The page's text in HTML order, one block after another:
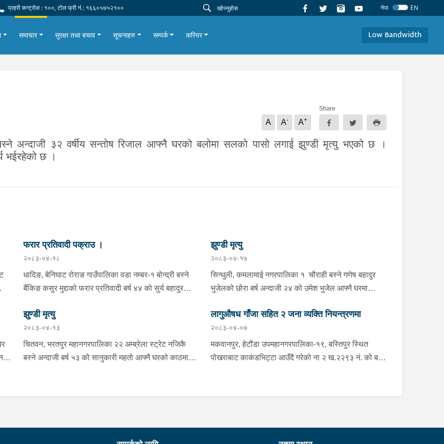
प्रहरी कन्ट्रोल : १००, टोल फ्री नं.: १६६०५७५२१०० नेपा EN
समाचार सुरक्षा तथा बचाव सूचनाहरु सम्पर्क करियर Low Bandwidth
A A- A+
Share
अन्दाजी ३२ वर्षीय सन्तोष रिजाल आफ्नै घरको बलोमा सलको पासो लगाई झुण्डी मृत्यु भएको छ ।
भईरहेको छ ।
फरार प्रतिवादी पक्राउ ।
२०८३-०४-१८
धादिङ, बेनिघाट रोराङ गाउँपालिका वडा नम्बर-१ बोन्द्री बस्ने
बैंकिङ कसुर मुद्दाको फरार प्रतिवादी बर्ष ४४ को सुर्य बहादुर
झुण्डी मृत्यु
२०८३-०४-१७
सिन्धुली, कमलामाई नगरपालिका १ चौराही बस्ने गणेष बहादुर
भुजेलको छोरा बर्ष अन्दाजी २४ को उमेश भुजेल आफ्नै घरमा
प्राप्त हुनासाथ प्रहरी टोली खटिगई घटनास्थलमा मुचुल्का
सहित थप अनुसन्धान कार्य भइरहेको ।
झुण्डी मृत्यु
२०८३-०४-१३
चितवन, भरतपुर महानगरपालिका २२ अम्ब्रेला स्ट्रेट नजिकै
बस्ने अन्दाजी बर्ष ५३ को सानुकारी महतो आफ्नै घरको काठमा
लागुऔषध गाँजा सहित २ जना व्यक्ति नियन्त्रणमा
२०८३-०४-०७
मकवानपुर, हेटौंडा उपमहानगरपालिका-१९, बस्तिपुर स्थित
पोखराबाट काकंडभिट्टा आउँदै गरेको ना २ ख.२२९३ नं. को बस